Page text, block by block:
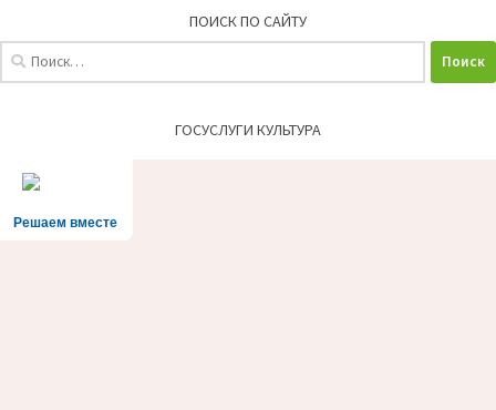
ПОИСК ПО САЙТУ
ГОСУСЛУГИ КУЛЬТУРА
Решаем вместе